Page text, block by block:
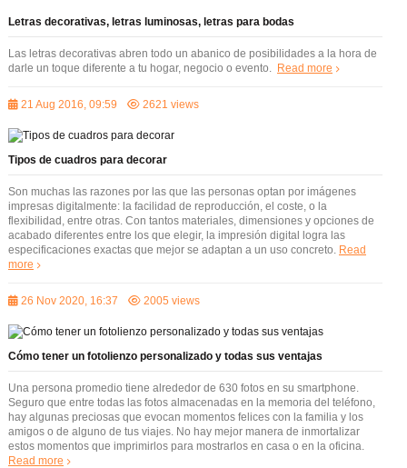
Letras decorativas, letras luminosas, letras para bodas
Las letras decorativas abren todo un abanico de posibilidades a la hora de
darle un toque diferente a tu hogar, negocio o evento. Read more
21 Aug 2016, 09:59 2621 views
Tipos de cuadros para decorar
Son muchas las razones por las que las personas optan por imágenes
impresas digitalmente: la facilidad de reproducción, el coste, o la
flexibilidad, entre otras. Con tantos materiales, dimensiones y opciones de
acabado diferentes entre los que elegir, la impresión digital logra las
especificaciones exactas que mejor se adaptan a un uso concreto. Read
more
26 Nov 2020, 16:37 2005 views
Cómo tener un fotolienzo personalizado y todas sus ventajas
Una persona promedio tiene alrededor de 630 fotos en su smartphone.
Seguro que entre todas las fotos almacenadas en la memoria del teléfono,
hay algunas preciosas que evocan momentos felices con la familia y los
amigos o de alguno de tus viajes. No hay mejor manera de inmortalizar
estos momentos que imprimirlos para mostrarlos en casa o en la oficina.
Read more